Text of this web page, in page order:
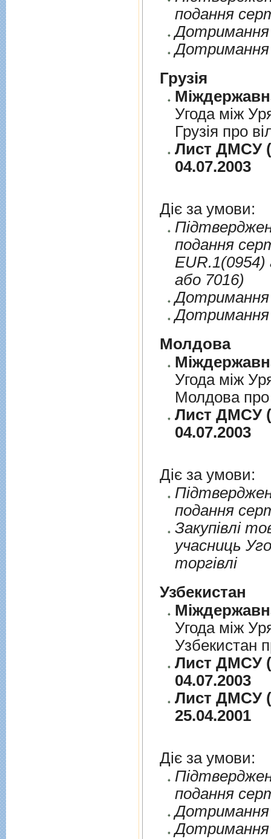
подання
Дотримання
Дотримання
Грузія
Угода між
Грузія про
Лист ДМСУ
04.07.2003
Діє за умови:
подання
EUR.1(0954)
або 7016)
Дотримання
Дотримання
Молдова
Угода між
Молдова про
Лист ДМСУ
04.07.2003
Діє за умови:
подання
Закупiвлi
учасниць
торгiвлi
Узбекистан
Угода між
Узбекистан
Лист ДМСУ
04.07.2003
Лист ДМСУ
25.04.2001
Діє за умови:
подання
Дотримання
Дотримання